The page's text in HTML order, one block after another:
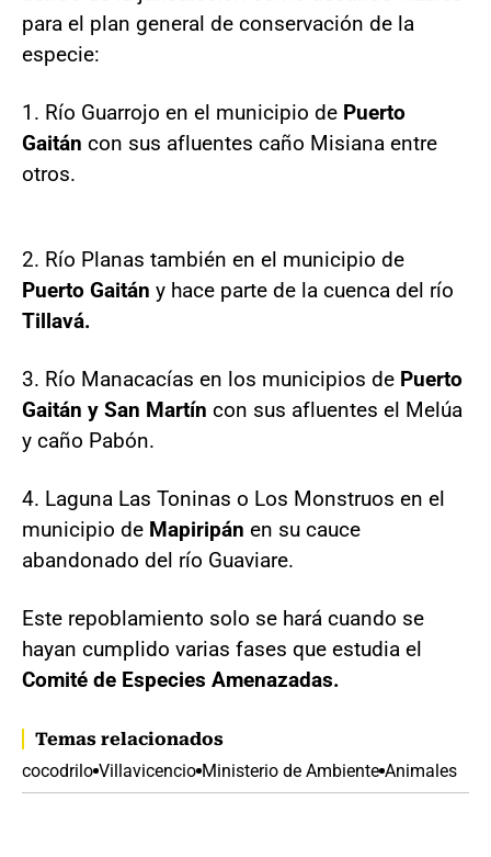
para el plan general de conservación de la
especie:
1. Río Guarrojo en el municipio de Puerto
Gaitán con sus afluentes caño Misiana entre
otros.
2. Río Planas también en el municipio de
Puerto Gaitán y hace parte de la cuenca del río
Tillavá.
3. Río Manacacías en los municipios de Puerto
Gaitán y San Martín con sus afluentes el Melúa
y caño Pabón.
4. Laguna Las Toninas o Los Monstruos en el
municipio de Mapiripán en su cauce
abandonado del río Guaviare.
Este repoblamiento solo se hará cuando se
hayan cumplido varias fases que estudia el
Comité de Especies Amenazadas.
Temas relacionados
cocodrilo Villavicencio Ministerio de Ambiente Animales